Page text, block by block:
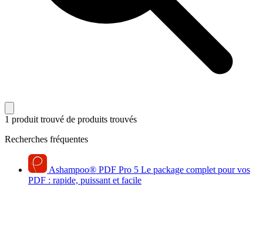
1 produit trouvé de produits trouvés
Recherches fréquentes
Ashampoo® PDF Pro 5 Le package complet pour vos
PDF : rapide, puissant et facile